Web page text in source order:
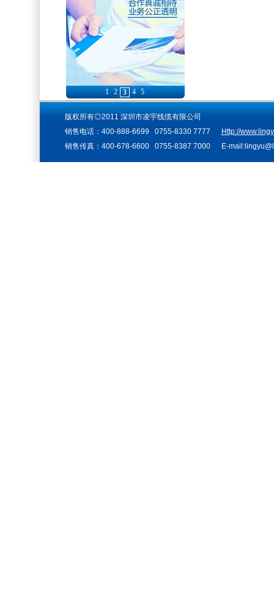
1 2 3 4 5
版权所有◎2011 深圳市凌宇线缆有限公司
销售电话：400-888-6699 0755-8330 7777
Http://
销售传真：400-678-6600 0755-8387 7000 E-